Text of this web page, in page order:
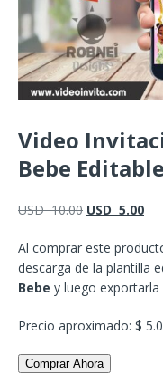
Video
Bebe Editable
USD10.00 USD 5.00
Al comprar este
descarga de la plantilla
Bebe y luego
Precio aproximado: $
Comprar Ahora